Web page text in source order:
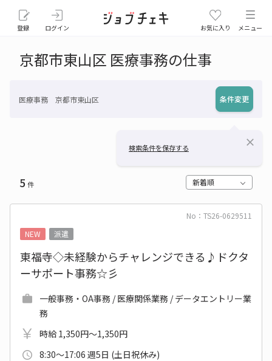
登録 ログイン お気に入り メニュー
京都市東山区 医療事務の仕事
医療事務 京都市東山区 条件変更
検索条件を保存する close
5 件 新着順
No：TS26-0629511
NEW
派遣
東福寺◇未経験からチャレンジできる♪ドクタ
ーサポート事務☆彡
一般事務・OA事務 / 医療関係業務 / データエントリー業
務
時給 1,350円～1,350円
8:30～17:06 週5日 (土日祝休み)